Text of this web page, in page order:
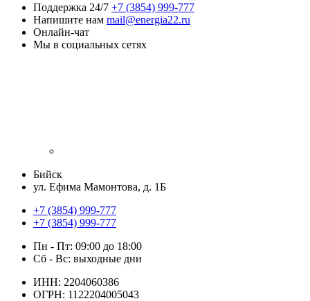
Поддержка 24/7 +7 (3854) 999-777
Напишите нам mail@energia22.ru
Онлайн-чат
Мы в социальных сетях
Бийск
ул. Ефима Мамонтова, д. 1Б
+7 (3854) 999-777
+7 (3854) 999-777
Пн - Пт: 09:00 до 18:00
Сб - Вс: выходные дни
ИНН: 2204060386
ОГРН: 1122204005043